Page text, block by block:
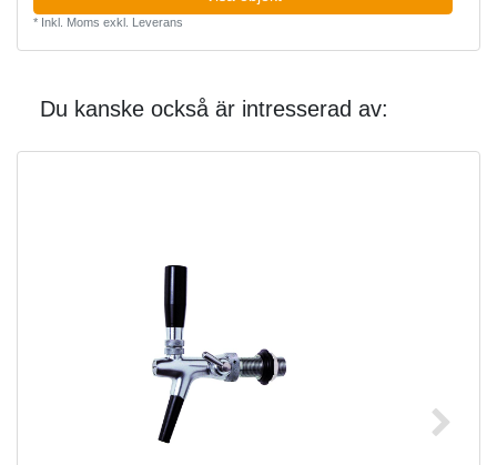
* Inkl. Moms exkl. Leverans
Du kanske också är intresserad av: